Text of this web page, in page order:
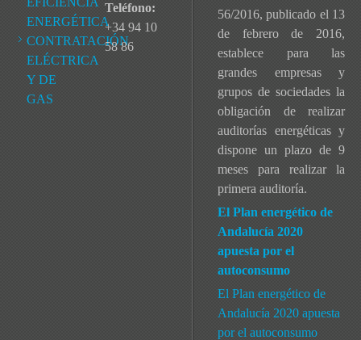
ENERGÉTICA
CONTRATACIÓN
ELÉCTRICA
Y DE
GAS
Teléfono:
+34 94 10
58 86
56/2016, publicado el 13
de febrero de 2016,
establece para las
grandes empresas y
grupos de sociedades la
obligación de realizar
auditorías energéticas y
dispone un plazo de 9
meses para realizar la
primera auditoría.
El Plan energético de
Andalucía 2020
apuesta por el
autoconsumo
El Plan energético de
Andalucía 2020 apuesta
por el autoconsumo